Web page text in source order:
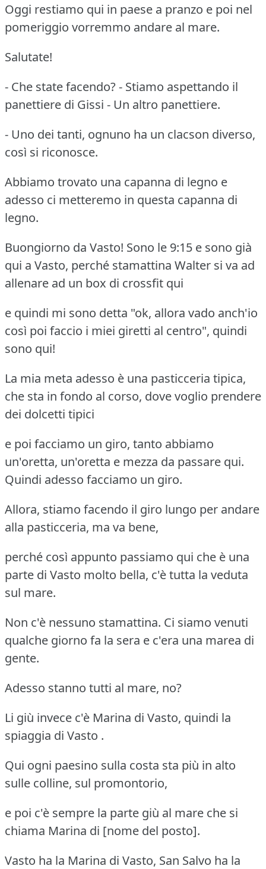
Oggi restiamo qui in paese a pranzo e poi nel
pomeriggio vorremmo andare al mare.
Salutate!
- Che state facendo? - Stiamo aspettando il
panettiere di Gissi - Un altro panettiere.
- Uno dei tanti, ognuno ha un clacson diverso,
così si riconosce.
Abbiamo trovato una capanna di legno e
adesso ci metteremo in questa capanna di
legno.
Buongiorno da Vasto! Sono le 9:15 e sono già
qui a Vasto, perché stamattina Walter si va ad
allenare ad un box di crossfit qui
e quindi mi sono detta "ok, allora vado anch'io
così poi faccio i miei giretti al centro", quindi
sono qui!
La mia meta adesso è una pasticceria tipica,
che sta in fondo al corso, dove voglio prendere
dei dolcetti tipici
e poi facciamo un giro, tanto abbiamo
un'oretta, un'oretta e mezza da passare qui.
Quindi adesso facciamo un giro.
Allora, stiamo facendo il giro lungo per andare
alla pasticceria, ma va bene,
perché così appunto passiamo qui che è una
parte di Vasto molto bella, c'è tutta la veduta
sul mare.
Non c'è nessuno stamattina. Ci siamo venuti
qualche giorno fa la sera e c'era una marea di
gente.
Adesso stanno tutti al mare, no?
Li giù invece c'è Marina di Vasto, quindi la
spiaggia di Vasto .
Qui ogni paesino sulla costa sta più in alto
sulle colline, sul promontorio,
e poi c'è sempre la parte giù al mare che si
chiama Marina di [nome del posto].
Vasto ha la Marina di Vasto, San Salvo ha la